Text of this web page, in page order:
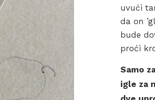
uvući
da on
bude
proći
Samo
igle za